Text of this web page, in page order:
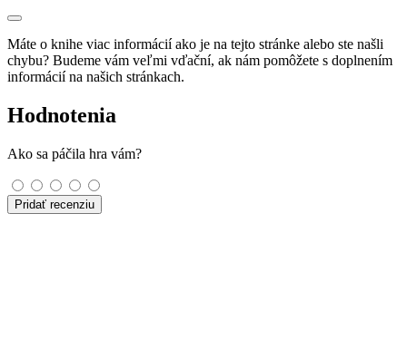
Máte o knihe viac informácií ako je na tejto stránke alebo ste našli
chybu? Budeme vám veľmi vďační, ak nám pomôžete s doplnením
informácií na našich stránkach.
Hodnotenia
Ako sa páčila hra vám?
Pridať recenziu